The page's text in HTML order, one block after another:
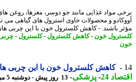
مواد غذایی مانند جو دوسر، مغزها، روغن های
و محصولات حاوی استرول های گیاهی می
باشند. - کاهش کلسترول خون با این چربی های
خون-کاهش کلسترول-کلسترول-چربی-
کاهش کلسترول خون با این چربی ها
24
-پزشکی-13 روز پیش - دوشنبه 5 مرداد 1405، 22:27